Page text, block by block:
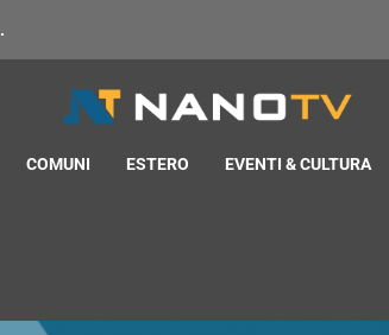
COMUNI ESTERO EVENTI & CULTURA